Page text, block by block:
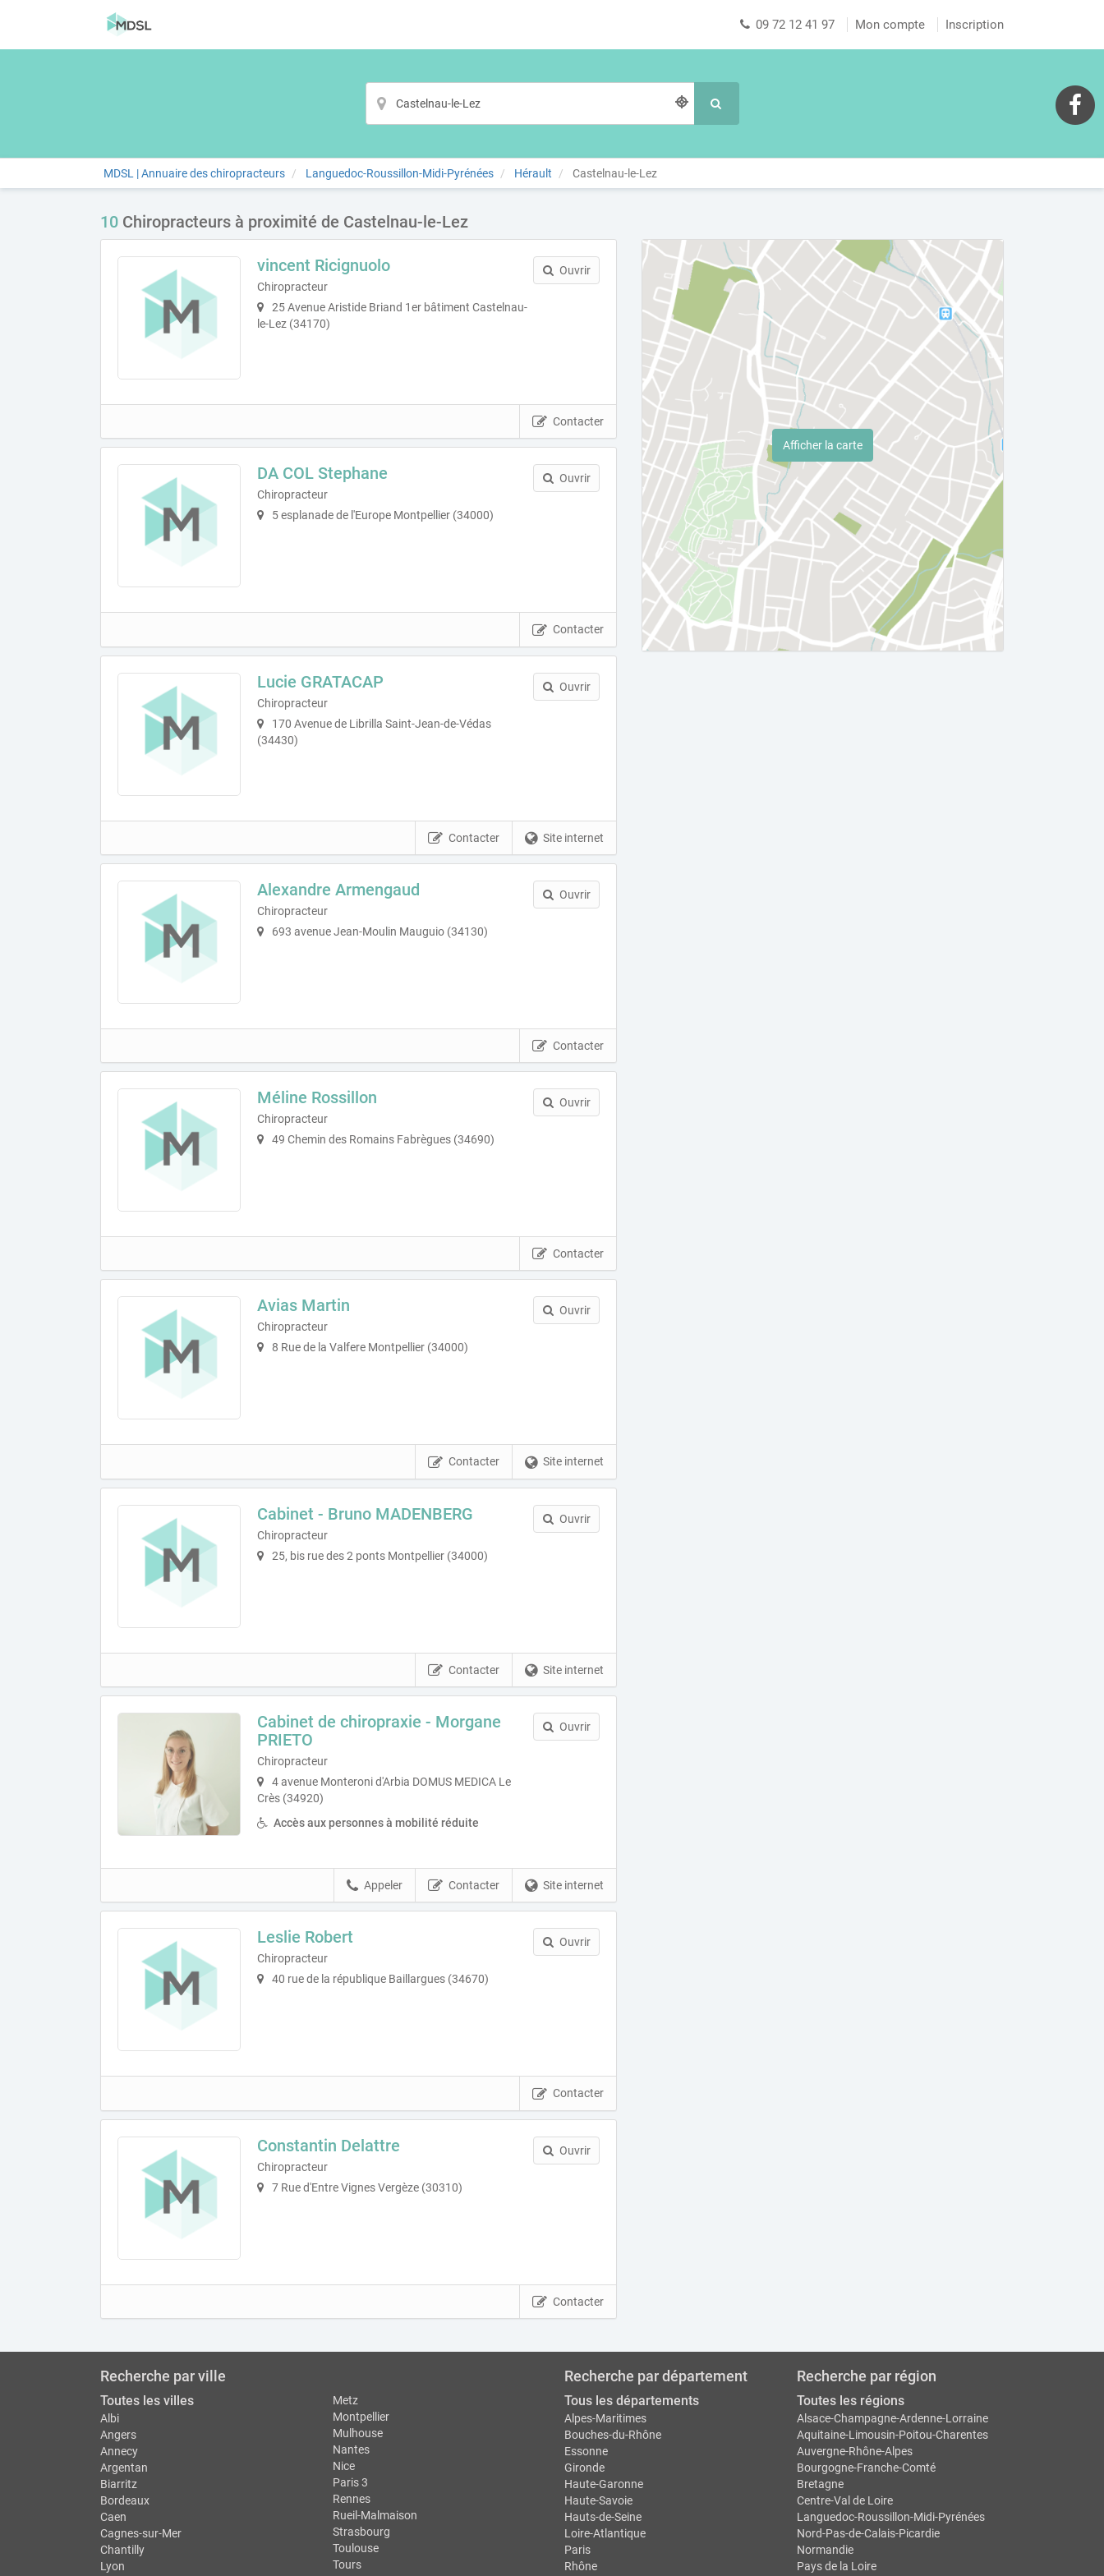
09 72 12 41 97 Mon compte Inscription
MDSL | Annuaire des chiropracteurs Languedoc-Roussillon-Midi-Pyrénées Hérault Castelnau-le-Lez
10 Chiropracteurs à proximité de Castelnau-le-Lez
vincent Ricignuolo
Chiropracteur
25 Avenue Aristide Briand 1er bâtiment Castelnau-
le-Lez (34170)
Ouvrir
Contacter
DA COL Stephane
Chiropracteur
5 esplanade de l'Europe Montpellier (34000)
Ouvrir
Contacter
Lucie GRATACAP
Chiropracteur
170 Avenue de Librilla Saint-Jean-de-Védas
(34430)
Ouvrir
Site internet
Contacter
Alexandre Armengaud
Chiropracteur
693 avenue Jean-Moulin Mauguio (34130)
Ouvrir
Contacter
Méline Rossillon
Chiropracteur
49 Chemin des Romains Fabrègues (34690)
Ouvrir
Contacter
Avias Martin
Chiropracteur
8 Rue de la Valfere Montpellier (34000)
Ouvrir
Site internet
Contacter
Cabinet - Bruno MADENBERG
Chiropracteur
25, bis rue des 2 ponts Montpellier (34000)
Ouvrir
Site internet
Contacter
Cabinet de chiropraxie - Morgane
PRIETO
Chiropracteur
4 avenue Monteroni d'Arbia DOMUS MEDICA Le
Crès (34920)
Accès aux personnes à mobilité réduite
Ouvrir
Site internet
Contacter
Appeler
Leslie Robert
Chiropracteur
40 rue de la république Baillargues (34670)
Ouvrir
Contacter
Constantin Delattre
Chiropracteur
7 Rue d'Entre Vignes Vergèze (30310)
Ouvrir
Contacter
Afficher la carte
Recherche par ville
Toutes les villes
Albi
Angers
Annecy
Argentan
Biarritz
Bordeaux
Caen
Cagnes-sur-Mer
Chantilly
Lyon
Metz
Montpellier
Mulhouse
Nantes
Nice
Paris 3
Rennes
Rueil-Malmaison
Strasbourg
Toulouse
Tours
Recherche par département
Tous les départements
Alpes-Maritimes
Bouches-du-Rhône
Essonne
Gironde
Haute-Garonne
Haute-Savoie
Hauts-de-Seine
Loire-Atlantique
Paris
Rhône
Recherche par région
Toutes les régions
Alsace-Champagne-Ardenne-Lorraine
Aquitaine-Limousin-Poitou-Charentes
Auvergne-Rhône-Alpes
Bourgogne-Franche-Comté
Bretagne
Centre-Val de Loire
Languedoc-Roussillon-Midi-Pyrénées
Nord-Pas-de-Calais-Picardie
Normandie
Pays de la Loire